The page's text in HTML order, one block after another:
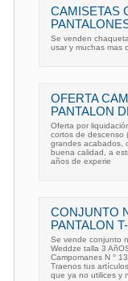
CAMISETAS
Se venden
usar y muchas mas
OFERTA
PANTALON
Oferta por
cortos de descenso
grandes acabados,
buena calidad, a
años de experie
CONJUNTO
PANTALON
Se vende conjunto
Weddze talla 3
Campomanes N °
Traenos tus
que ya no utilices y